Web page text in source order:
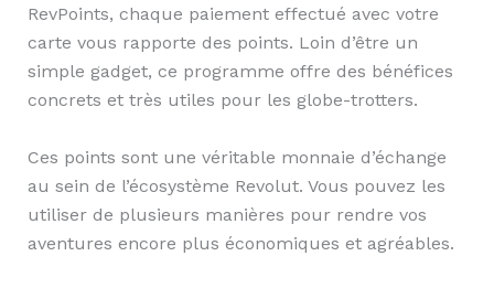
RevPoints, chaque paiement effectué avec votre
carte vous rapporte des points. Loin d’être un
simple gadget, ce programme offre des bénéfices
concrets et très utiles pour les globe-trotters.
Ces points sont une véritable monnaie d’échange
au sein de l’écosystème Revolut. Vous pouvez les
utiliser de plusieurs manières pour rendre vos
aventures encore plus économiques et agréables.